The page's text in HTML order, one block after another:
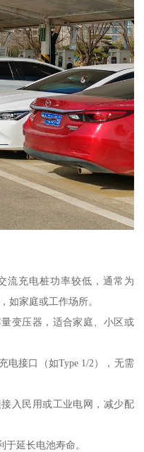
流充电桩功率较低，通常为
如家庭或工作场所。
变压器，适合家庭、小区或
电接口（如Type 1/2），无需
入民用或工业电网，减少配
延长电池寿命。